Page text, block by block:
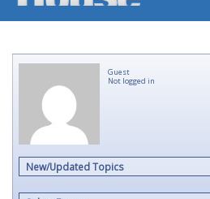
Guest
Not logged in
New/Updated Topics